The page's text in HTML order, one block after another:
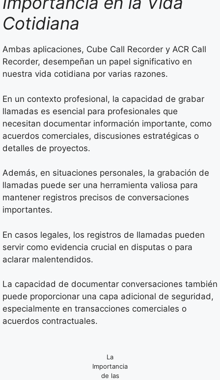
Cotidiana
Ambas aplicaciones, Cube Call Recorder y ACR Call
Recorder, desempeñan un papel significativo en
nuestra vida cotidiana por varias razones.
En un contexto profesional, la capacidad de grabar
llamadas es esencial para profesionales que
necesitan documentar información importante, como
acuerdos comerciales, discusiones estratégicas o
detalles de proyectos.
Además, en situaciones personales, la grabación de
llamadas puede ser una herramienta valiosa para
mantener registros precisos de conversaciones
importantes.
En casos legales, los registros de llamadas pueden
servir como evidencia crucial en disputas o para
aclarar malentendidos.
La capacidad de documentar conversaciones también
puede proporcionar una capa adicional de seguridad,
especialmente en transacciones comerciales o
acuerdos contractuales.
La
Importancia
de las